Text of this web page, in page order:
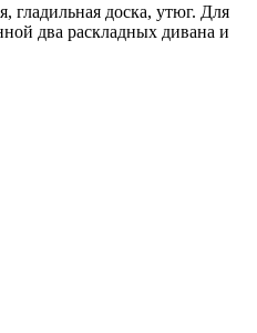
гладильная доска, утюг. Для
два раскладных дивана и